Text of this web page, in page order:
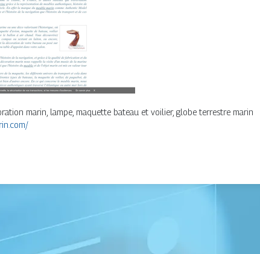
marin, lampe, maquette bateau et voilier, globe terrestre marin